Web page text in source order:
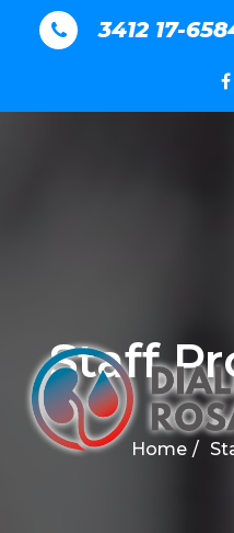
3412 17-
Staff
Home